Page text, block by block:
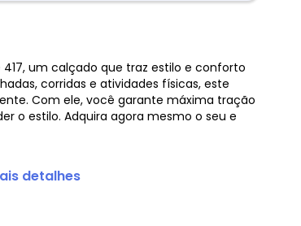
um calçado que traz estilo e conforto
corridas e atividades físicas, este
Com ele, você garante máxima tração
o estilo. Adquira agora mesmo o seu e
detalhes